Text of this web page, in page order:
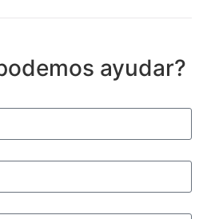
ayudar?